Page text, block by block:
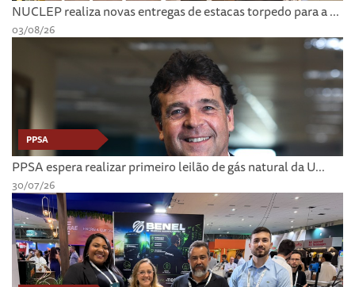
NUCLEP realiza novas entregas de estacas torpedo para a ...
03/08/26
PPSA
PPSA espera realizar primeiro leilão de gás natural da U...
30/07/26